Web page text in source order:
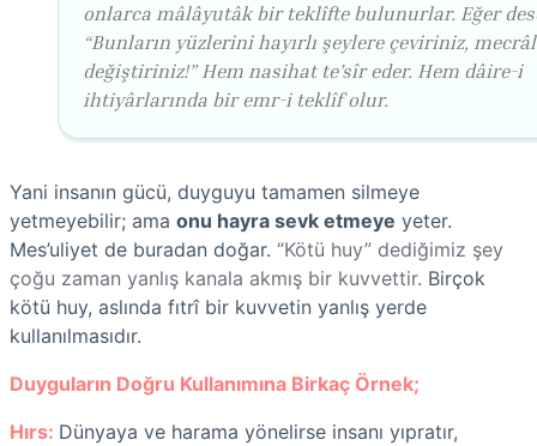
onlarca mâlâyutâk bir teklîfte bulunurlar. Eğer
“Bunların yüzlerini hayırlı şeylere çeviriniz,
değiştiriniz!” Hem nasihat te’sîr eder. Hem dâire-i
ihtiyârlarında bir emr-i teklîf olur.
Yani insanın gücü, duyguyu tamamen silmeye
yetmeyebilir; ama onu hayra sevk etmeye yeter.
Mes’uliyet de buradan doğar. “Kötü huy” dediğimiz şey
çoğu zaman yanlış kanala akmış bir kuvvettir. Birçok
kötü huy, aslında fıtrî bir kuvvetin yanlış yerde
kullanılmasıdır.
Duyguların Doğru Kullanımına Birkaç Örnek;
Hırs: Dünyaya ve harama yönelirse insanı yıpratır,